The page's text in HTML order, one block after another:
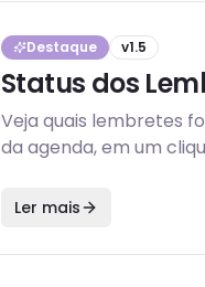
Destaque v1.5
Status dos
Veja quais lembretes
da agenda, em um
Ler mais